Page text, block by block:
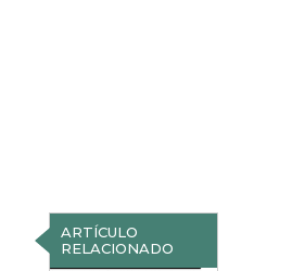
ARTÍCULO
RELACIONADO